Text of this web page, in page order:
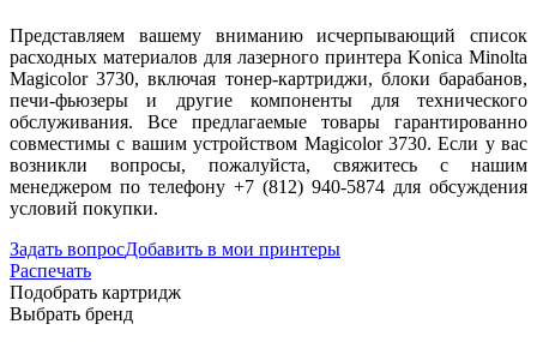
Представляем вашему вниманию исчерпывающий список
расходных материалов для лазерного принтера Konica Minolta
Magicolor 3730, включая тонер-картриджи, блоки барабанов,
печи-фьюзеры и другие компоненты для технического
обслуживания. Все предлагаемые товары гарантированно
совместимы с вашим устройством Magicolor 3730. Если у вас
возникли вопросы, пожалуйста, свяжитесь с нашим
менеджером по телефону +7 (812) 940-5874 для обсуждения
условий покупки.
Задать вопросДобавить в мои принтеры
Распечать
Подобрать картридж
Выбрать бренд